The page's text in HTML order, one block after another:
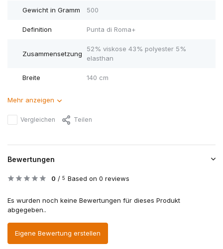
Gewicht in Gramm 500
Definition Punta di Roma+
Zusammensetzung
52% viskose 43% polyester 5%
elasthan
Breite 140 cm
Mehr anzeigen
Vergleichen Teilen
Bewertungen
0 / 5 Based on 0 reviews
Es wurden noch keine Bewertungen für dieses Produkt
abgegeben..
Eigene Bewertung erstellen